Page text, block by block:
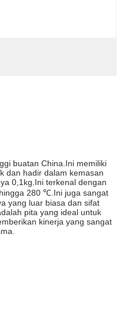
buatan China.Ini memiliki
dan hadir dalam kemasan
0,1kg.Ini terkenal dengan
280 ℃.Ini juga sangat
yang luar biasa dan sifat
pita yang ideal untuk
kinerja yang sangat